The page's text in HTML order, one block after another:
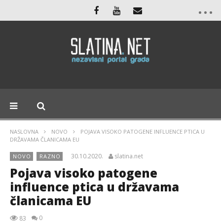
NASLOVNA NOVO
POJAVA VISOKO PATOGENE INFLUENCE PTICA U
DRŽAVAMA ČLANICAMA EU
NOVO RAZNO 30.10.2020. slatina.net
Pojava visoko patogene
influence ptica u državama
članicama EU
83 0